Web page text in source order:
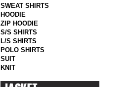
SWEAT SHIRTS
HOODIE
ZIP HOODIE
S/S SHIRTS
L/S SHIRTS
POLO SHIRTS
SUIT
KNIT